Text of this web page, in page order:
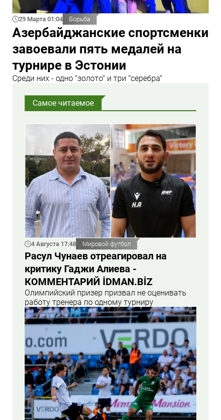
29 Марта 01:04 Борьба
Азербайджанские спортсменки
завоевали пять медалей на
турнире в Эстонии
Среди них - одно "золото" и три "серебра"
Самое читаемое
4 Августа 17:48 Мировой футбол
Расул Чунаев отреагировал на
критику Гаджи Алиева -
КОММЕНТАРИЙ İDMAN.BİZ
Олимпийский призер призвал не оценивать
работу тренера по одному турниру